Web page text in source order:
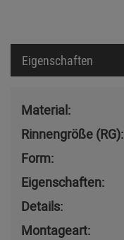
Eigenschaften
Material:
Rinnengröße (RG):
Form:
Eigenschaften:
Details:
Montageart: